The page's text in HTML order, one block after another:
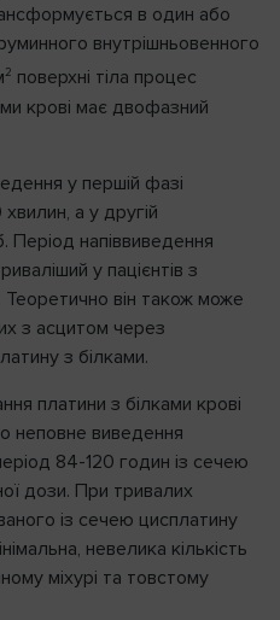
в один або
внутрішньовенного
2 поверхні тіла процес
крові має двофазний
у першій фазі
а у другій
Період напіввиведення
у пацієнтів з
він також може
з асцитом через
з білками.
платини з білками крові
неповне виведення
84-120 годин із сечею
дози. При тривалих
із сечею цисплатину
невелика кількість
міхурі та товстому